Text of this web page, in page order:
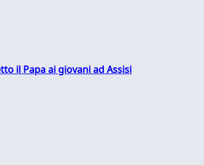
il Papa ai giovani ad Assisi